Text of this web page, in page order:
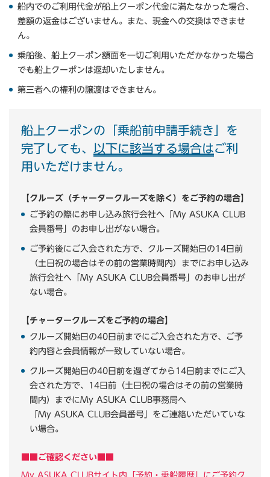
船内でのご利用代金が船上クーポン代金に満たなかった場合、
差額の返金はございません。また、現金への交換はできませ
ん。
乗船後、船上クーポン額面を一切ご利用いただかなかった場合
でも船上クーポンは返却いたしません。
第三者への権利の譲渡はできません。
船上クーポンの「乗船前申請手続き」を
完了しても、 以下に該当する場合はご利
用いただけません。
【クルーズ（チャータークルーズを除く）をご予約の場合】
ご予約の際にお申し込み旅行会社へ「My ASUKA CLUB
会員番号」のお申し出がない場合。
ご予約後にご入会された方で、クルーズ開始日の14日前
（土日祝の場合はその前の営業時間内）までにお申し込み
旅行会社へ「My ASUKA CLUB会員番号」のお申し出が
ない場合。
【チャータークルーズをご予約の場合】
クルーズ開始日の40日前までにご入会された方で、ご予
約内容と会員情報が一致していない場合。
クルーズ開始日の40日前を過ぎてから14日前までにご入
会された方で、14日前（土日祝の場合はその前の営業時
間内）までにMy ASUKA CLUB事務局へ
「My ASUKA CLUB会員番号」をご連絡いただいていな
い場合。
■■ご確認ください■■
My ASUKA CLUBサイト内「予約・乗船履歴」にご予約ク